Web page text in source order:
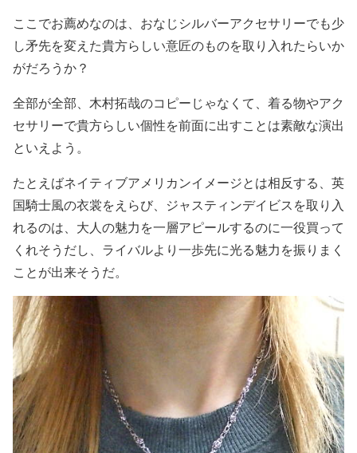
ここでお薦めなのは、おなじシルバーアクセサリーでも少
し矛先を変えた貴方らしい意匠のものを取り入れたらいか
がだろうか？
全部が全部、木村拓哉のコピーじゃなくて、着る物やアク
セサリーで貴方らしい個性を前面に出すことは素敵な演出
といえよう。
たとえばネイティブアメリカンイメージとは相反する、英
国騎士風の衣裳をえらび、ジャスティンデイビスを取り入
れるのは、大人の魅力を一層アピールするのに一役買って
くれそうだし、ライバルより一歩先に光る魅力を振りまく
ことが出来そうだ。